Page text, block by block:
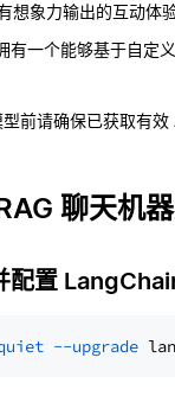
想象力输出的互动体验
有一个能够基于自定
前请确保已获取有效
聊天机
配置
--upgrade